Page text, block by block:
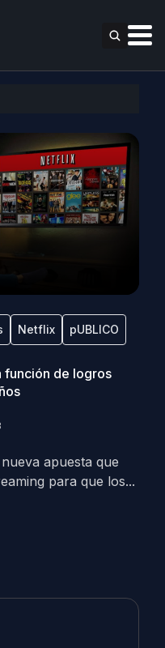
Netflix pUBLICO
función de logros
apuesta que
para que los...